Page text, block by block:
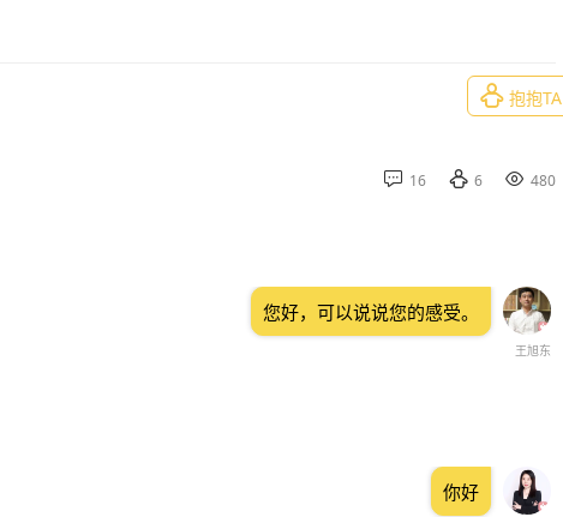
 抱抱TA
 16  6  480
王旭东
您好，可以说说您的感受。
你好